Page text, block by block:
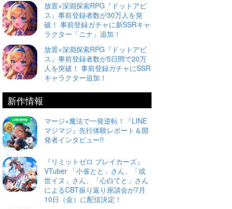
放置×深淵探索RPG『ドットアビ
ス』事前登録者数が30万人を突
破！ 事前登録ガチャに新SSRキャ
ラクター「ニナ」追加！
放置×深淵探索RPG『ドットアビ
ス』事前登録者数が5日間で20万
人を突破！ 事前登録ガチャにSSR
キャラクター追加！
新作情報
マージ×魔法で一発逆転！『LINE
マジマジ』先行体験レポート＆開
発者インタビュー!!
『リミットゼロ ブレイカーズ』
VTuber 「小雀とと」さん、「或
世イヌ」さん、「心白てと」さん
によるCBT振り返り座談会が7月
10日（金）に配信決定！